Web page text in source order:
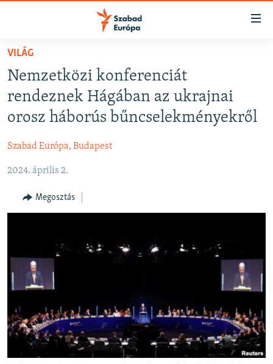
Akadálymentes
Ugrás
fő
oldalra
tartalomjegyzékre
NAPIRENDEN
AKTUÁLIS
PODCASTOK
ELEMZŐ
NER15
SZABADON
DEMOKRÁCIA
A PÉNZ NYOMÁBAN
EURÓPAI UNIÓ
VILÁG
KLÍMAVÁLTOZÁS
A MÚLT TANULSÁGAI
VILÁG
Nemzetközi konferenciát
rendeznek Hágában az ukrajnai
orosz háborús bűncselekményekről
Szabad Európa, Budapest
2024. április 2.
Megosztás
FELIRATKOZÁS
Spotify